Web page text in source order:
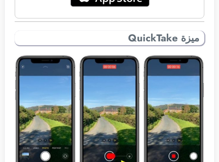
ميزة QuickTake